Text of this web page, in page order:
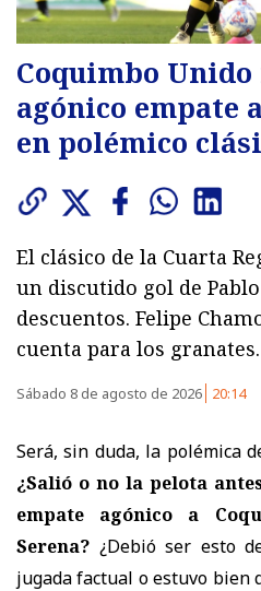
Coquimbo Unido
agónico empate
en polémico
El clásico de la Cuarta
un discutido gol de
descuentos. Felipe
cuenta para los granates.
Sábado 8 de agosto de 2026 20:14
Será, sin duda, la polémica
¿Salió o no la pelota
empate agónico a
Serena? ¿Debió ser esto
jugada factual o estuvo